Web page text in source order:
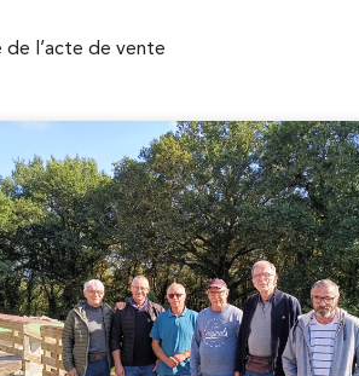
l’acte de vente